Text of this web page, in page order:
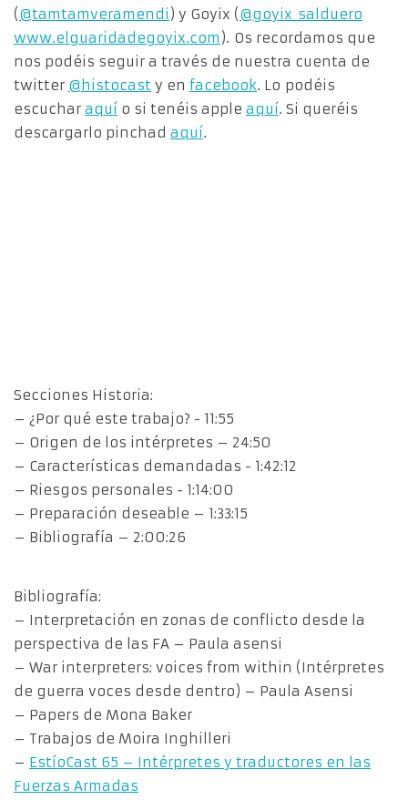
(@tamtamveramendi ) y Goyix (@goyix_salduero
www.elguaridadegoyix.com ). Os recordamos que
nos podéis seguir a través de nuestra cuenta de
twitter @histocast y en facebook. Lo podéis
escuchar aquí o si tenéis apple aquí. Si queréis
descargarlo pinchad aquí.
Secciones Historia:
– ¿Por qué este trabajo? ​- 11:55
– Origen de los intérpretes – 24:50
– Características demandadas ​- 1:42:12
– Riesgos personales ​- 1:14:00
– Preparación deseable – 1:33:15
– Bibliografía – 2:00:26
Bibliografía:
– Interpretación en zonas de conflicto desde la
perspectiva de las FA – Paula asensi
– War interpreters: voices from within (Intérpretes
de guerra voces desde dentro) – Paula Asensi
– Papers de Mona Baker
– Trabajos de Moira Inghilleri
– EstíoCast 65 – Intérpretes y traductores en las
Fuerzas Armadas